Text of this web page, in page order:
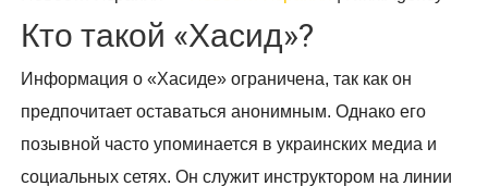
Кто такой «Хасид»?
Информация о «Хасиде» ограничена, так как он
предпочитает оставаться анонимным. Однако его
позывной часто упоминается в украинских медиа и
социальных сетях. Он служит инструктором на линии